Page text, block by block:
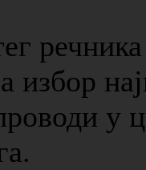
речника
избор
у